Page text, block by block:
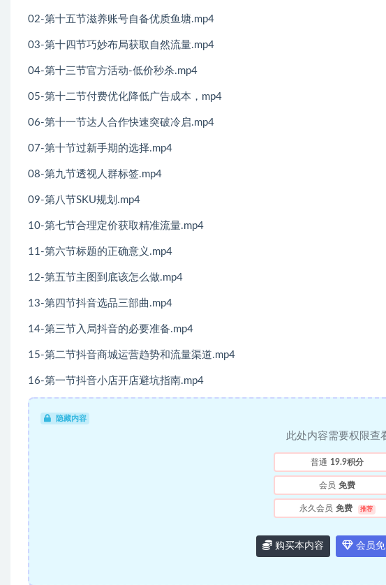
02-第十五节滋养账号自备优质鱼塘.mp4
03-第十四节巧妙布局获取自然流量.mp4
04-第十三节官方活动-低价秒杀.mp4
05-第十二节付费优化降低广告成本，mp4
06-第十一节达人合作快速突破冷启.mp4
07-第十节过新手期的选择.mp4
08-第九节透视人群标签.mp4
09-第八节SKU规划.mp4
10-第七节合理定价获取精准流量.mp4
11-第六节标题的正确意义.mp4
12-第五节主图到底该怎么做.mp4
13-第四节抖音选品三部曲.mp4
14-第三节入局抖音的必要准备.mp4
15-第二节抖音商城运营趋势和流量渠道.mp4
16-第一节抖音小店开店避坑指南.mp4
隐藏内容
此处内容需要权限查
普通 19.9积分
会员 免费
永久会员 免费 推荐
购买本内容 会员